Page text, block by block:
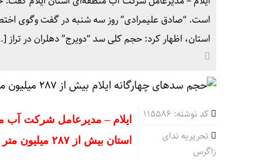
است. “صادق علیمرادی” روز سه شنبه در گفت وگوی
استان، اظهار کرد: حجم کلی سد “دویرج” دهلران در تراز
کد نوشته: 115586
تحریریه ندای
زاگرس
ایلام – مدیرعامل شرکت آب
استان بیش از ۲۸۷ میلیون متر مکعب است.